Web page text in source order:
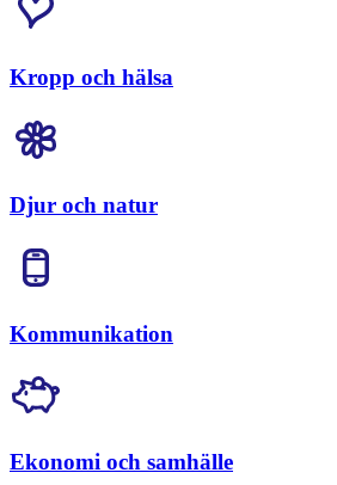
Kropp och hälsa
Djur och natur
Kommunikation
Ekonomi och samhälle